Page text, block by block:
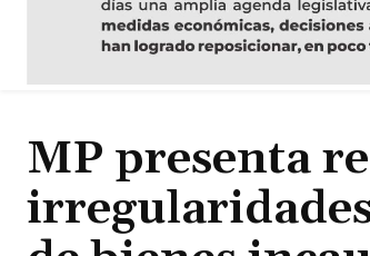
MP presenta